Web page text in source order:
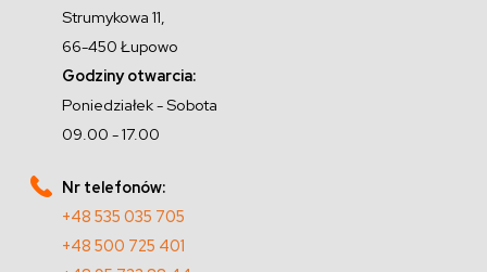
Strumykowa 11,
66-450 Łupowo
Godziny otwarcia:
Poniedziałek - Sobota
09.00 - 17.00
Nr telefonów:
+48 535 035 705
+48 500 725 401